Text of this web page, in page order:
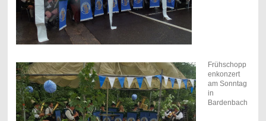
Frühschopp
enkonzert
am Sonntag
in
Bardenbach